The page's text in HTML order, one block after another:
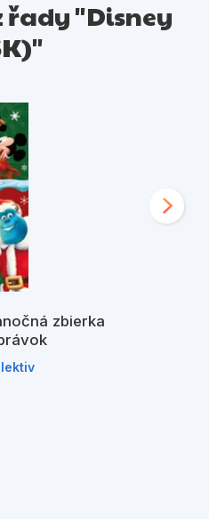
"Disney
zbierka